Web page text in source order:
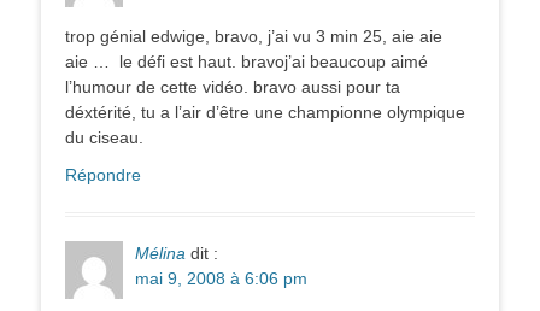
trop génial edwige, bravo, j’ai vu 3 min 25, aie aie
aie … le défi est haut. bravoj’ai beaucoup aimé
l’humour de cette vidéo. bravo aussi pour ta
déxtérité, tu a l’air d’être une championne olympique
du ciseau.
Répondre
Mélina dit :
mai 9, 2008 à 6:06 pm